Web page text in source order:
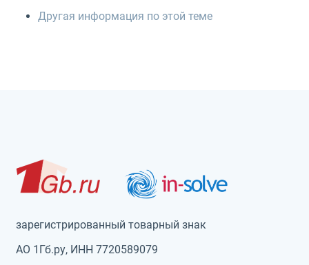
Другая информация по этой теме
зарегистрированный товарный знак
АО 1Гб.ру, ИНН 7720589079